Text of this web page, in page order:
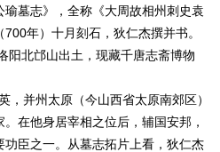
墓志》，全称《大周故相州刺史袁
年）十月刻石，狄仁杰撰并书。
阳北邙山出土，现藏千唐志斋博物
并州太原（今山西省太原南郊区）
在他身居宰相之位后，辅国安邦，
臣之一。从墓志拓片上看，狄仁杰